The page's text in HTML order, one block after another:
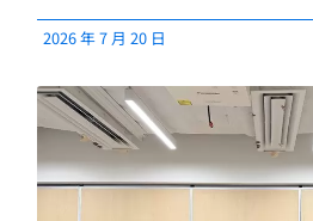
2026 年 7 月 20 日